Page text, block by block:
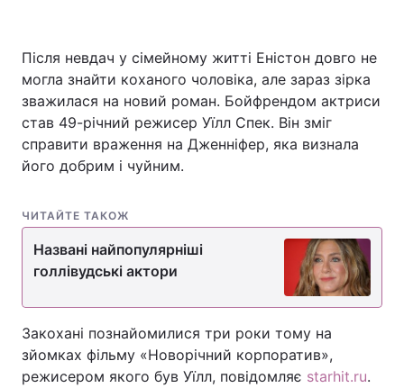
Після невдач у сімейному житті Еністон довго не
могла знайти коханого чоловіка, але зараз зірка
зважилася на новий роман. Бойфрендом актриси
став 49-річний режисер Уїлл Спек. Він зміг
справити враження на Дженніфер, яка визнала
його добрим і чуйним.
ЧИТАЙТЕ ТАКОЖ
Названі найпопулярніші
голлівудські актори
Закохані познайомилися три роки тому на
зйомках фільму «Новорічний корпоратив»,
режисером якого був Уїлл, повідомляє starhit.ru.